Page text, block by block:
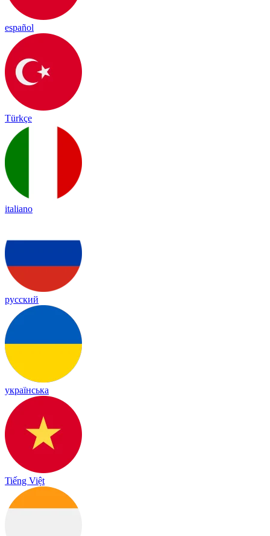
español
Türkçe
italiano
русский
українська
Tiếng Việt